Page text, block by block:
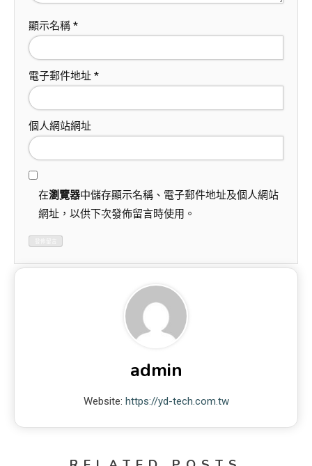
顯示名稱 *
電子郵件地址 *
個人網站網址
在瀏覽器中儲存顯示名稱、電子郵件地址及個人網站
網址，以供下次發佈留言時使用。
admin
Website: https://yd-tech.com.tw